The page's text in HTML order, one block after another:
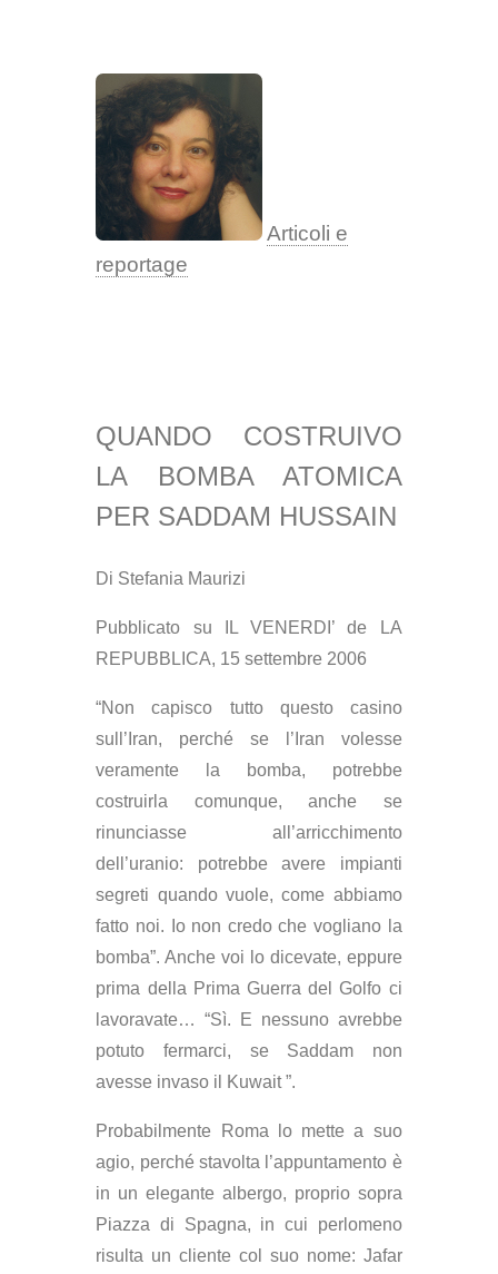
Articoli e
reportage
QUANDO COSTRUIVO
LA BOMBA ATOMICA
PER SADDAM HUSSAIN
Di Stefania Maurizi
Pubblicato su IL VENERDI’ de LA
REPUBBLICA, 15 settembre 2006
“Non capisco tutto questo casino
sull’Iran, perché se l’Iran volesse
veramente la bomba, potrebbe
costruirla comunque, anche se
rinunciasse all’arricchimento
dell’uranio: potrebbe avere impianti
segreti quando vuole, come abbiamo
fatto noi. Io non credo che vogliano la
bomba”. Anche voi lo dicevate, eppure
prima della Prima Guerra del Golfo ci
lavoravate… “Sì. E nessuno avrebbe
potuto fermarci, se Saddam non
avesse invaso il Kuwait ”.
Probabilmente Roma lo mette a suo
agio, perché stavolta l’appuntamento è
in un elegante albergo, proprio sopra
Piazza di Spagna, in cui perlomeno
risulta un cliente col suo nome: Jafar